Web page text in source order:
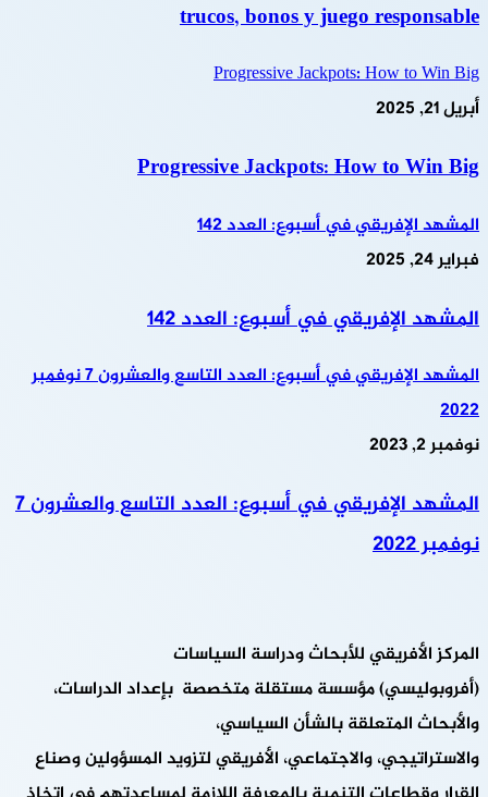
trucos, bonos y juego responsable
Progressive Jackpots: How to Win Big
أبريل 21, 2025
Progressive Jackpots: How to Win Big
المشهد الإفريقي في أسبوع: العدد 142
فبراير 24, 2025
المشهد الإفريقي في أسبوع: العدد 142
المشهد الإفريقي في أسبوع: العدد التاسع والعشرون 7 نوفمبر
2022
نوفمبر 2, 2023
المشهد الإفريقي في أسبوع: العدد التاسع والعشرون 7
نوفمبر 2022
المركز الأفريقي للأبحاث ودراسة السياسات
(أفروبوليسي) مؤسسة مستقلة متخصصة بإعداد الدراسات،
والأبحاث المتعلقة بالشأن السياسي،
والاستراتيجي، والاجتماعي، الأفريقي لتزويد المسؤولين وصناع